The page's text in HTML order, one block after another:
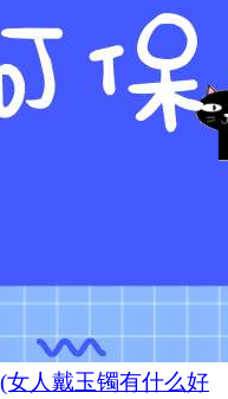
人戴玉镯有什么好